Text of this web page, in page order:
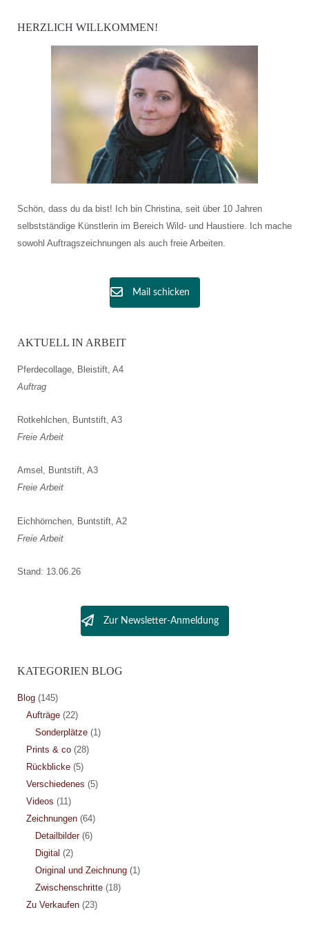
HERZLICH WILLKOMMEN!
Schön, dass du da bist! Ich bin Christina, seit über 10 Jahren
selbstständige Künstlerin im Bereich Wild- und Haustiere. Ich mache
sowohl Auftragszeichnungen als auch freie Arbeiten.
Mail schicken
AKTUELL IN ARBEIT
Pferdecollage, Bleistift, A4
Auftrag
Rotkehlchen, Buntstift, A3
Freie Arbeit
Amsel, Buntstift, A3
Freie Arbeit
Eichhörnchen, Buntstift, A2
Freie Arbeit
Stand: 13.06.26
Zur Newsletter-Anmeldung
KATEGORIEN BLOG
Blog(145)
Aufträge(22)
Sonderplätze(1)
Prints & co(28)
Rückblicke(5)
Verschiedenes (5)
Videos (11)
Zeichnungen(64)
Detailbilder(6)
Digital (2)
Original und Zeichnung(1)
Zwischenschritte(18)
Zu Verkaufen(23)